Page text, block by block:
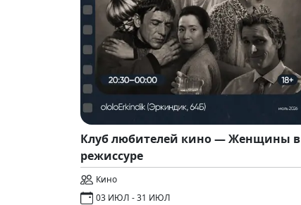
Клуб любителей кино — Женщины в
режиссуре
Кино
03 ИЮЛ - 31 ИЮЛ